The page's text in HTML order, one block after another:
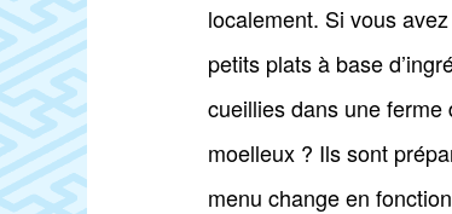
localement. Si vous
petits plats à base
cueillies dans une
moelleux ? Ils sont
menu change en